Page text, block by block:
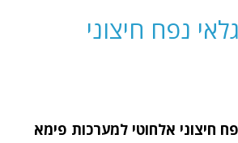
DPO143 גלאי נפח חיצוני